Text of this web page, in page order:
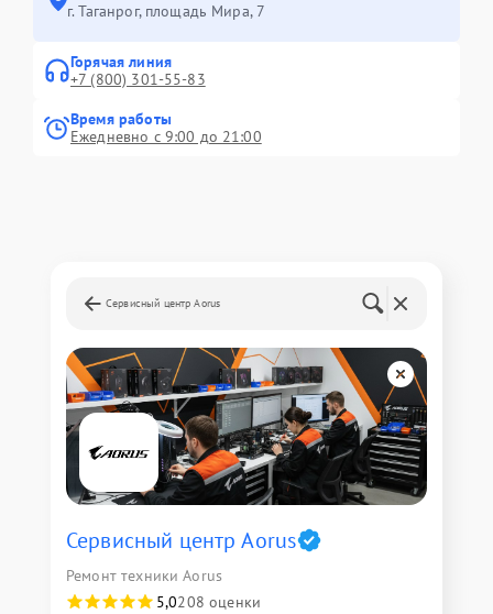
г. Таганрог, площадь Мира, 7
Горячая линия
+7 (800) 301-55-83
Время работы
Ежедневно с 9:00 до 21:00
Сервисный центр Aorus
Сервисный центр Aorus
Ремонт техники Aorus
5,0208 оценки